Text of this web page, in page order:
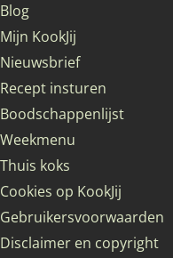
Blog
Mijn KookJij
Nieuwsbrief
Recept insturen
Boodschappenlijst
Weekmenu
Thuis koks
Cookies op KookJij
Gebruikersvoorwaarden
Disclaimer en copyright